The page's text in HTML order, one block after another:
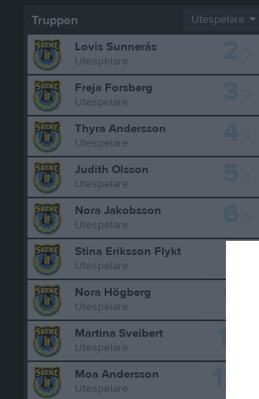
Truppen Utespelare
Lovis Sunnerås
Utespelare
Freja Forsberg
Utespelare
Thyra Andersson
Utespelare
Judith Olsson
Utespelare
Nora Jakobsson
Utespelare
Stina Eriksson Flykt
Utespelare
Nora Högberg
Utespelare
Martina Sveibert
Utespelare
Moa Andersson
Utespelare